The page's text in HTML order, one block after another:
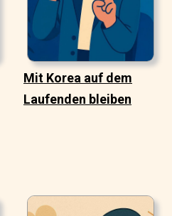
Mit Korea auf dem
Laufenden bleiben